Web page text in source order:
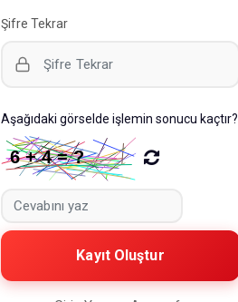
Şifre Tekrar
Aşağıdaki görselde işlemin sonucu kaçtır?
Kayıt Oluştur